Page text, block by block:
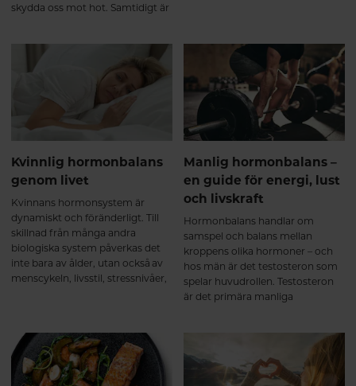
skydda oss mot hot. Samtidigt är
på både kropp och psyke i det
moderna samhället. För att förstå
hur stress påverkar oss – och hur
vi kan hantera den bättre –
behöver vi börja med vad som
faktiskt sker i kroppen.
påverkar hårsäckarna.
Kvinnlig hormonbalans
genom livet
Kvinnans hormonsystem är
dynamiskt och föränderligt. Till
skillnad från många andra
biologiska system påverkas det
inte bara av ålder, utan också av
menscykeln, livsstil, stressnivåer,
handlar därför inte om “perfekta
nivåer”, utan om samspel, rytm
och anpassning över tid.
Manlig hormonbalans –
en guide för energi, lust
och livskraft
Hormonbalans handlar om
samspel och balans mellan
kroppens olika hormoner – och
hos män är det testosteron som
spelar huvudrollen. Testosteron
är det primära manliga